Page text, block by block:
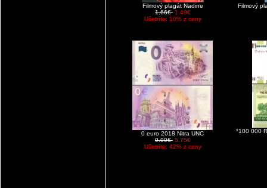
Filmový plagát Nadine
1.66€ 1.49€
Ušetríte: 10% z ceny
Filmový
0 euro 2018 Nitra UNC
9.99€ 5.75€
Ušetríte: 42% z ceny
*100 000